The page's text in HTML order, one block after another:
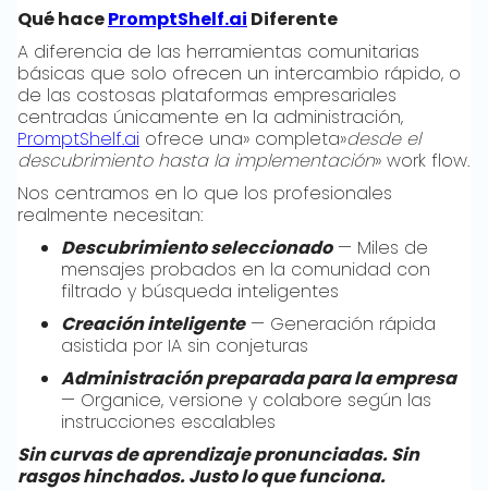
Qué hacePromptShelf.ai Diferente
A diferencia de las herramientas comunitarias
básicas que solo ofrecen un intercambio rápido, o
de las costosas plataformas empresariales
centradas únicamente en la administración,
PromptShelf.ai ofrece una» completa»desde el
descubrimiento hasta la implementación» work flow.
Nos centramos en lo que los profesionales
realmente necesitan:
Descubrimiento seleccionado— Miles de
mensajes probados en la comunidad con
filtrado y búsqueda inteligentes
Creación inteligente— Generación rápida
asistida por IA sin conjeturas
Administración preparada para la empresa
— Organice, versione y colabore según las
instrucciones escalables
Sin curvas de aprendizaje pronunciadas. Sin
rasgos hinchados. Justo lo que funciona.